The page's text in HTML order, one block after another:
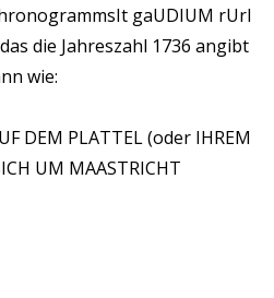
sIt gaUDIUM rUrI
die Jahreszahl 1736 angibt
wie:
DEM PLATTEL (oder IHREM
UM MAASTRICHT